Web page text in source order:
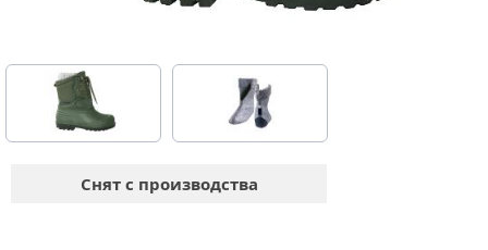
Снят с производства